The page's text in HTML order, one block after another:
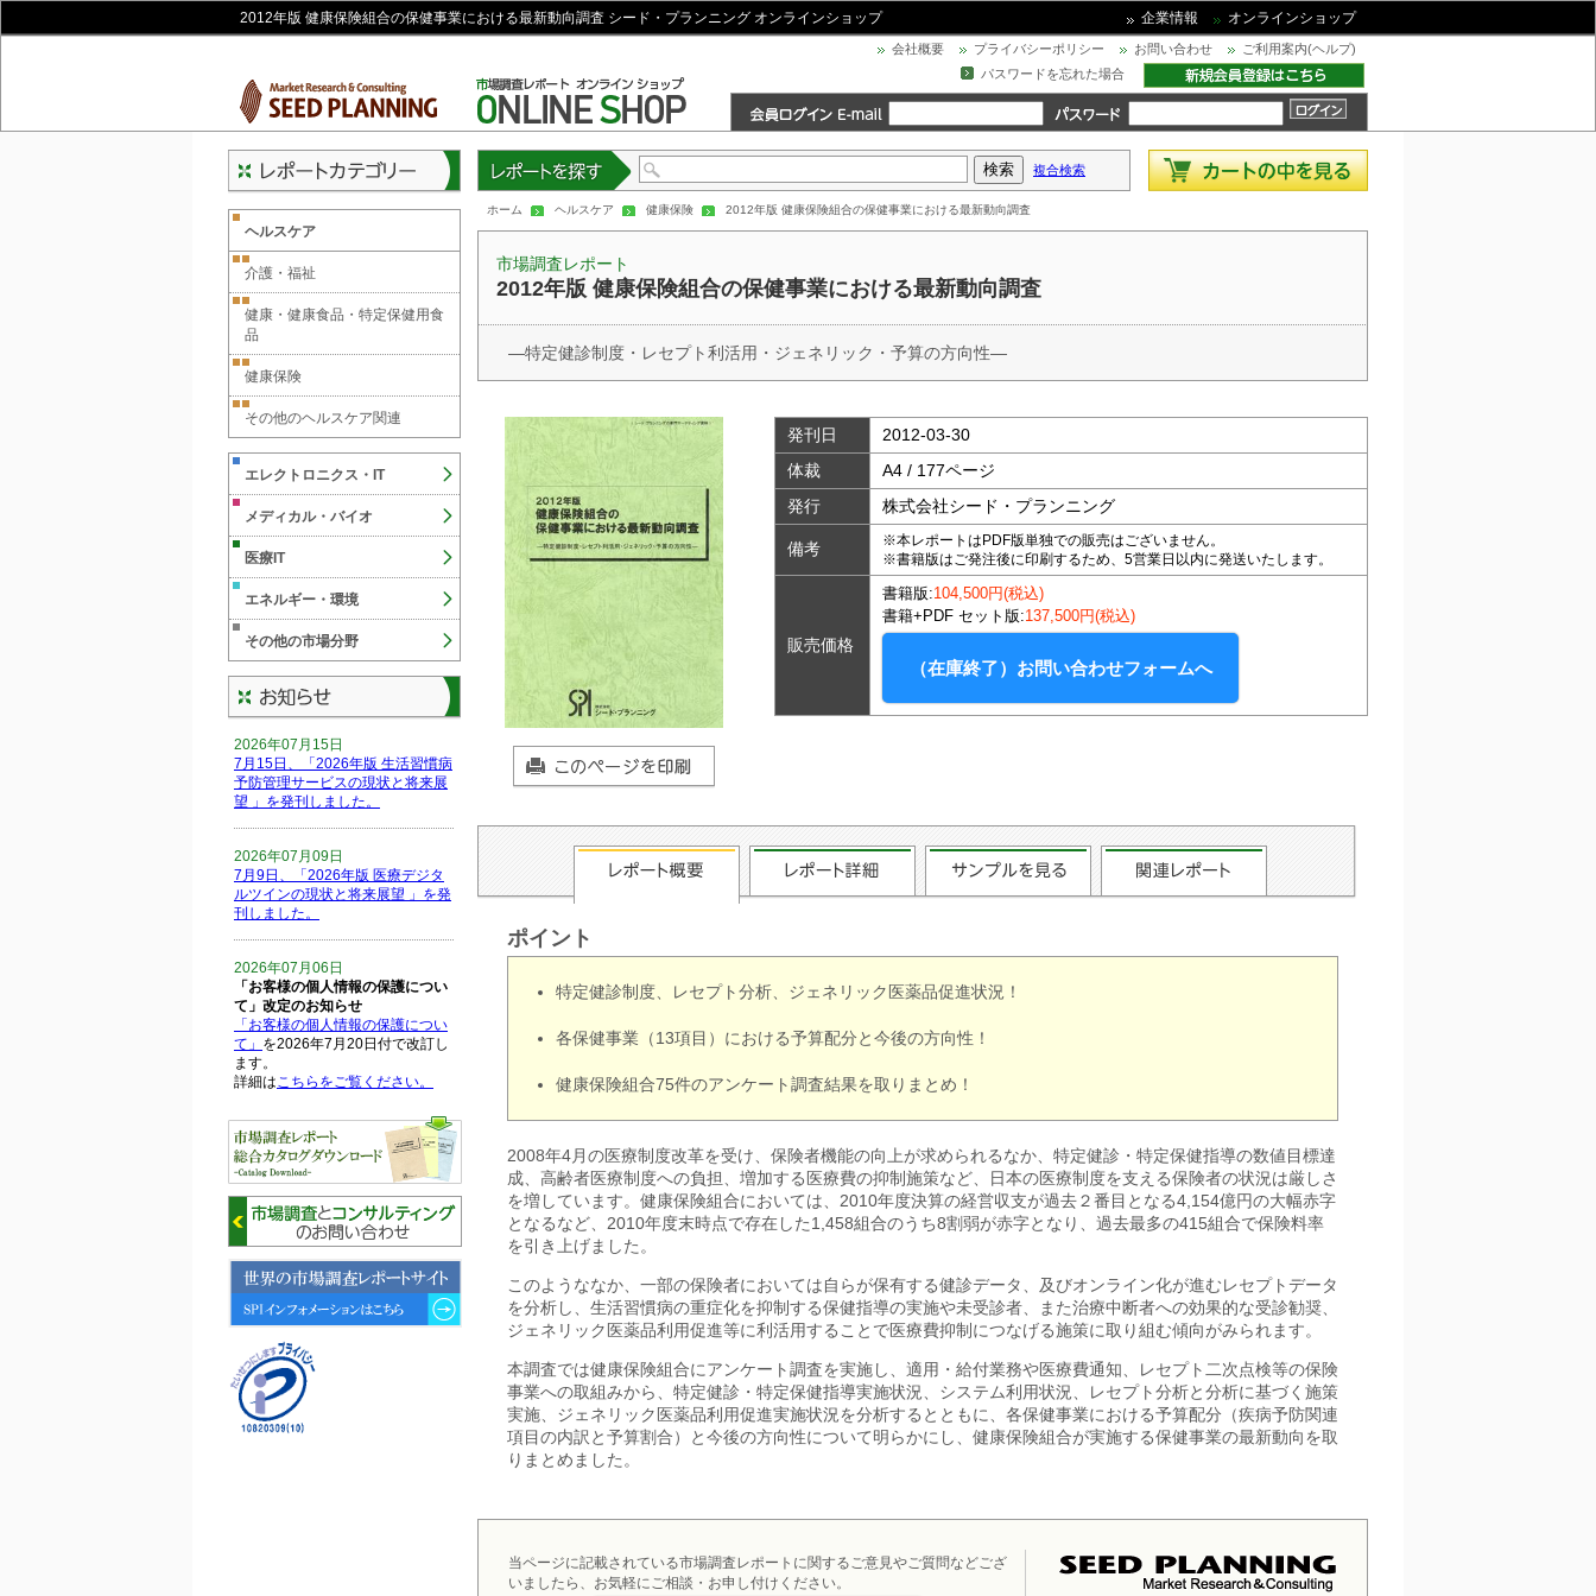
2012年版 健康保険組合の保健事業における最新動向調査 シード・プランニング オンラインショップ 企業情報 オンラインショップ
会社概要 プライバシーポリシー お問い合わせ
ご利用案内(ヘルプ)
パスワードを忘れた場合
複合検索
ホーム ヘルスケア 健康保険 2012年版 健康保険組合の保健事業における最新動向調査
市場調査レポート
2012年版 健康保険組合の保健事業における最新動向調査
―特定健診制度・レセプト利活用・ジェネリック・予算の方向性―
発刊日
2012-03-30
体裁
A4 / 177ページ
発行
株式会社シード・プランニング
備考
※本レポートはPDF版単独での販売はございません。
※書籍版はご発注後に印刷するため、5営業日以内に発送いたします。
販売価格
書籍版:104,500円(税込)
書籍+PDF セット版:137,500円(税込)
（在庫終了）お問い合わせフォームへ
ポイント
特定健診制度、レセプト分析、ジェネリック医薬品促進状況！
各保健事業（13項目）における予算配分と今後の方向性！
健康保険組合75件のアンケート調査結果を取りまとめ！
2008年4月の医療制度改革を受け、保険者機能の向上が求められるなか、特定健診・特定保健指導の数値目標達
成、高齢者医療制度への負担、増加する医療費の抑制施策など、日本の医療制度を支える保険者の状況は厳しさ
を増しています。健康保険組合においては、2010年度決算の経営収支が過去２番目となる4,154億円の大幅赤字
となるなど、2010年度末時点で存在した1,458組合のうち8割弱が赤字となり、過去最多の415組合で保険料率
を引き上げました。
このようななか、一部の保険者においては自らが保有する健診データ、及びオンライン化が進むレセプトデータ
を分析し、生活習慣病の重症化を抑制する保健指導の実施や未受診者、また治療中断者への効果的な受診勧奨、
ジェネリック医薬品利用促進等に利活用することで医療費抑制につなげる施策に取り組む傾向がみられます。
本調査では健康保険組合にアンケート調査を実施し、適用・給付業務や医療費通知、レセプト二次点検等の保険
事業への取組みから、特定健診・特定保健指導実施状況、システム利用状況、レセプト分析と分析に基づく施策
実施、ジェネリック医薬品利用促進実施状況を分析するとともに、各保健事業における予算配分（疾病予防関連
項目の内訳と予算割合）と今後の方向性について明らかにし、健康保険組合が実施する保健事業の最新動向を取
りまとめました。
当ページに記載されている市場調査レポートに関するご意見やご質問などござ
いましたら、お気軽にご相談・お申し付けください。
ヘルスケア
介護・福祉
健康・健康食品・特定保健用食
品
健康保険
その他のヘルスケア関連
エレクトロニクス・IT
メディカル・バイオ
医療IT
エネルギー・環境
その他の市場分野
2026年07月15日
7月15日、「2026年版 生活習慣病
予防管理サービスの現状と将来展
望 」を発刊しました。
2026年07月09日
7月9日、「2026年版 医療デジタ
ルツインの現状と将来展望 」を発
刊しました。
2026年07月06日
「お客様の個人情報の保護につい
て」改定のお知らせ
「お客様の個人情報の保護につい
て」 を2026年7月20日付で改訂し
ます。
詳細はこちらをご覧ください。
2026年06月15日
6月15日、「中国の医療保険医薬
品リスト 」を発刊しました。
2026年06月01日
6月1日、「2026-27年版 5G SA、
6GにおけるIoT／サービス市場の
動向 」を発刊しました。
2026年04月30日
4月30日、「2026年版 オンライン
診療サービスの現状と将来展望 」
を発刊しました。